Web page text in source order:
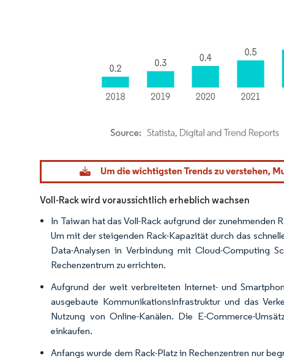
Bild © Mordor Intelligence. Wiederverwendung erfordert Namensnennung
Voll-Rack wird voraussichtlich erheblich wachsen
In Taiwan hat das Voll-Rack aufgrund der
Um mit der steigenden Rack-Kapazität durch das
Data-Analysen in Verbindung mit Cloud-Computing
Rechenzentrum zu errichten.
Aufgrund der weit verbreiteten Internet- und
ausgebaute Kommunikationsinfrastruktur und das
Nutzung von Online-Kanälen. Die E-Commerce-
einkaufen.
Anfangs wurde dem Rack-Platz in Rechenzentren nur